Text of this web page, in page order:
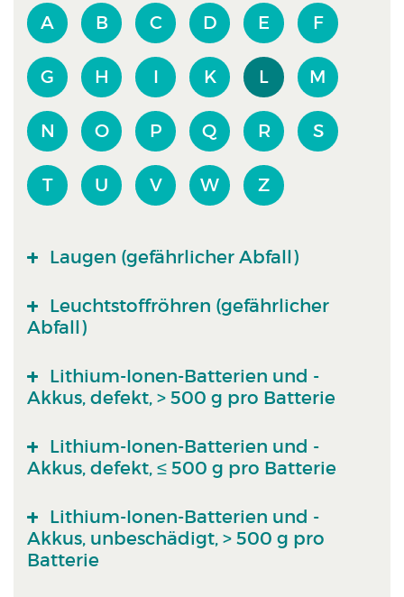
A B C D E F
G H I K L M
N O P Q R S
T U V W Z
Laugen (gefährlicher Abfall)
Leuchtstoffröhren (gefährlicher
Abfall)
Lithium-Ionen-Batterien und -
Akkus, defekt, > 500 g pro Batterie
Lithium-Ionen-Batterien und -
Akkus, defekt, ≤ 500 g pro Batterie
Lithium-Ionen-Batterien und -
Akkus, unbeschädigt, > 500 g pro
Batterie